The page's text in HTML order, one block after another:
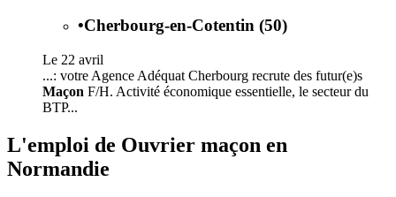
•Cherbourg-en-Cotentin (50)
Le 22 avril
...: votre Agence Adéquat Cherbourg recrute des futur(e)s
Maçon F/H. Activité économique essentielle, le secteur du
BTP...
L'emploi de Ouvrier maçon en
Normandie